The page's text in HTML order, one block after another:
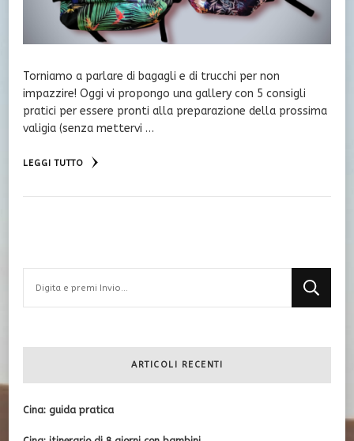
Torniamo a parlare di bagagli e di trucchi per non
impazzire! Oggi vi propongo una gallery con 5 consigli
pratici per essere pronti alla preparazione della prossima
valigia (senza mettervi …
LEGGI TUTTO
qualcosa?
ARTICOLI RECENTI
Cina: guida pratica